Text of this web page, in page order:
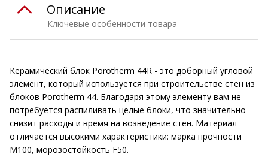
Ключевые особенности товара
Описание
Керамический блок Porotherm 44R - это доборный угловой
элемент, который используется при строительстве стен из
блоков Porotherm 44. Благодаря этому элементу вам не
потребуется распиливать целые блоки, что значительно
снизит расходы и время на возведение стен. Материал
отличается высокими характеристики: марка прочности
М100, морозостойкость F50.